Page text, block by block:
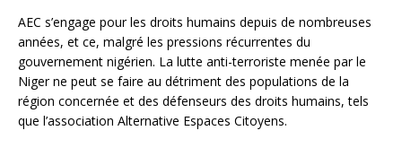
AEC s’engage pour les droits humains depuis de nombreuses
années, et ce, malgré les pressions récurrentes du
gouvernement nigérien. La lutte anti-terroriste menée par le
Niger ne peut se faire au détriment des populations de la
région concernée et des défenseurs des droits humains, tels
que l’association Alternative Espaces Citoyens.